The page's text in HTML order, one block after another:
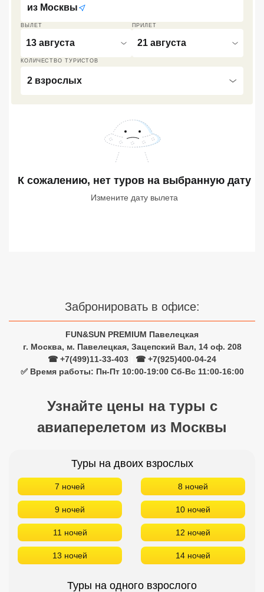
ВЫЛЕТ
13 августа
ПРИЛЕТ
21 августа
КОЛИЧЕСТВО ТУРИСТОВ
2 взрослых
из Москвы
К сожалению, нет туров на выбранную дату
Измените дату вылета
Забронировать в офисе:
FUN&SUN PREMIUM Павелецкая
г. Москва, м. Павелецкая, Зацепский Вал, 14 оф. 208
☎ +7(499)11-33-403
☎ +7(925)400-04-24
✅ Время работы: Пн-Пт 10:00-19:00 Сб-Вс 11:00-16:00
Узнайте цены на туры с
авиаперелетом из Москвы
Туры на двоих взрослых
7 ночей 8 ночей
9 ночей 10 ночей
11 ночей 12 ночей
13 ночей 14 ночей
Туры на одного взрослого
Экскурсионные туры
ТОП 10 лучших отелей 5*
Лучшие отели 3* звезды
Сетевые отели Шри Ланки
Сетевые отели Мальдив
Сетевые отели Сейшел
Сетевые отели Маврикия